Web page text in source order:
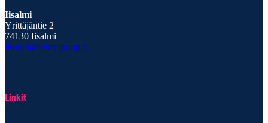
Iisalmi
Yrittäjäntie 2
74130 Iisalmi
iisalmi@rekrygroup.fi
Linkit